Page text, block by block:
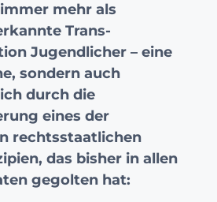
mehr als
Trans-
Jugendlicher – eine
sondern auch
durch die
eines der
rechtsstaatlichen
das bisher in allen
gegolten hat: